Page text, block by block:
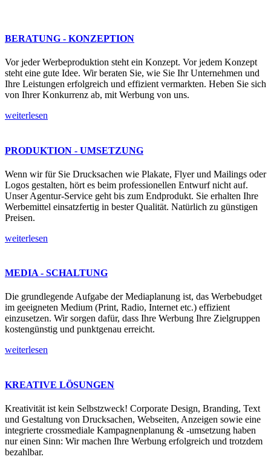
BERATUNG - KONZEPTION
Vor jeder Werbeproduktion steht ein Konzept. Vor jedem Konzept
steht eine gute Idee. Wir beraten Sie, wie Sie Ihr Unternehmen und
Ihre Leistungen erfolgreich und effizient vermarkten. Heben Sie sich
von Ihrer Konkurrenz ab, mit Werbung von uns.
weiterlesen
PRODUKTION - UMSETZUNG
Wenn wir für Sie Drucksachen wie Plakate, Flyer und Mailings oder
Logos gestalten, hört es beim professionellen Entwurf nicht auf.
Unser Agentur-Service geht bis zum Endprodukt. Sie erhalten Ihre
Werbemittel einsatzfertig in bester Qualität. Natürlich zu günstigen
Preisen.
weiterlesen
MEDIA - SCHALTUNG
Die grundlegende Aufgabe der Mediaplanung ist, das Werbebudget
im geeigneten Medium (Print, Radio, Internet etc.) effizient
einzusetzen. Wir sorgen dafür, dass Ihre Werbung Ihre Zielgruppen
kostengünstig und punktgenau erreicht.
weiterlesen
KREATIVE LÖSUNGEN
Kreativität ist kein Selbstzweck! Corporate Design, Branding, Text
und Gestaltung von Drucksachen, Webseiten, Anzeigen sowie eine
integrierte crossmediale Kampagnenplanung & -umsetzung haben
nur einen Sinn: Wir machen Ihre Werbung erfolgreich und trotzdem
bezahlbar.